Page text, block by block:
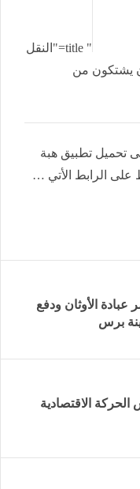
" title="النقل
يشتكون من
تحميل تطبيق هبة
الرابط الأتي …
الأوثان ودفع
برس
الحركة الاقتصادية